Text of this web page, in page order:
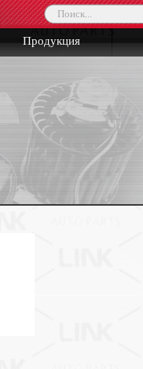
Продукция